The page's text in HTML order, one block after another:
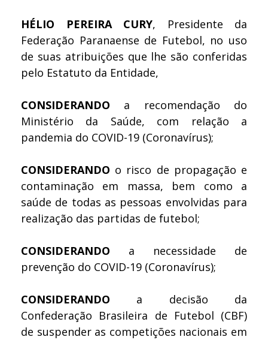
HÉLIO PEREIRA CURY, Presidente da
Federação Paranaense de Futebol, no uso
de suas atribuições que lhe são conferidas
pelo Estatuto da Entidade,
CONSIDERANDO a recomendação do
Ministério da Saúde, com relação a
pandemia do COVID-19 (Coronavírus);
CONSIDERANDO o risco de propagação e
contaminação em massa, bem como a
saúde de todas as pessoas envolvidas para
realização das partidas de futebol;
CONSIDERANDO a necessidade de
prevenção do COVID-19 (Coronavírus);
CONSIDERANDO a decisão da
Confederação Brasileira de Futebol (CBF)
de suspender as competições nacionais em